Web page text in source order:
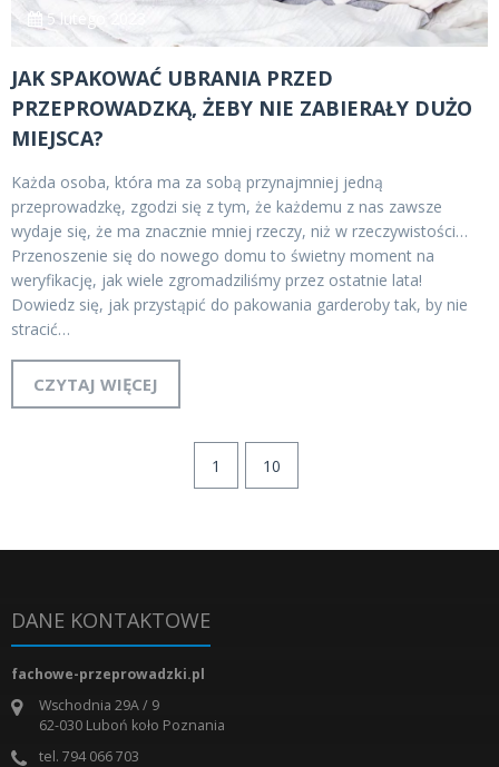
5 lutego 2023
JAK SPAKOWAĆ UBRANIA PRZED
PRZEPROWADZKĄ, ŻEBY NIE ZABIERAŁY DUŻO
MIEJSCA?
Każda osoba, która ma za sobą przynajmniej jedną
przeprowadzkę, zgodzi się z tym, że każdemu z nas zawsze
wydaje się, że ma znacznie mniej rzeczy, niż w rzeczywistości…
Przenoszenie się do nowego domu to świetny moment na
weryfikację, jak wiele zgromadziliśmy przez ostatnie lata!
Dowiedz się, jak przystąpić do pakowania garderoby tak, by nie
stracić…
CZYTAJ WIĘCEJ
1 10
DANE KONTAKTOWE
fachowe-przeprowadzki.pl
Wschodnia 29A / 9
62-030 Luboń koło Poznania
tel. 794 066 703